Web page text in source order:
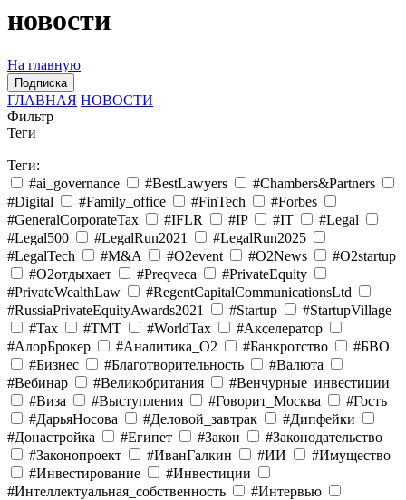
новости
На главную
Подписка
ГЛАВНАЯ НОВОСТИ
Фильтр
Теги
Теги:
#ai_governance
#BestLawyers
#Chambers&Partners
#Digital
#Family_office #FinTech
#Forbes
#GeneralCorporateTax
#IFLR #IP #IT
#Legal
#Legal500
#LegalRun2021
#LegalRun2025
#LegalTech
#M&A #O2event #O2News
#O2startup
#O2отдыхает
#Preqveca
#PrivateEquity
#PrivateWealthLaw
#RegentCapitalCommunicationsLtd
#RussiaPrivateEquityAwards2021
#Startup
#StartupVillage
#Tax
#TMT #WorldTax
#Акселератор
#АлорБрокер
#Аналитика_O2 #Банкротство
#БВО
#Бизнес
#Благотворительность
#Валюта
#Вебинар
#Великобритания
#Венчурные_инвестиции
#Виза
#Выступления #Говорит_Москва
#Гость
#ДарьяНосова
#Деловой_завтрак
#Дипфейки
#Донастройка
#Египет #Закон
#Законодательство
#Законопроект
#ИванГалкин #ИИ
#Имущество
#Инвестирование
#Инвестиции
#Интеллектуальная_собственность
#Интервью